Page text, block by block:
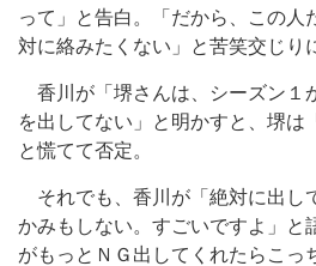
って」と告白。「だから、この人
対に絡みたくない」と苦笑交じり
香川が「堺さんは、シーズン１
を出してない」と明かすと、堺は
と慌てて否定。
それでも、香川が「絶対に出し
かみもしない。すごいですよ」と
がもっとＮＧ出してくれたらこっ